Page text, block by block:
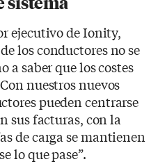
ejecutivo de Ionity,
los conductores no se
saber que los costes
nuestros nuevos
pueden centrarse
sus facturas, con la
de carga se mantienen
lo que pase”.